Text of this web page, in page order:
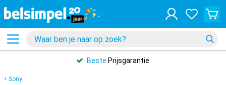
Beste Prijsgarantie
Sony